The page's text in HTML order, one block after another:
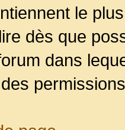
le
dès que
dans